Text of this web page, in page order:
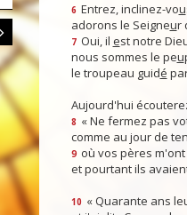
6 Entrez, inclinez-vou
adorons le Seigneur
7 Oui, il est notre
nous sommes le peu
le troupeau guidé
Aujourd'hui
8 « Ne fermez pas
comme au jour de
9 où vos pères
et pourtant ils
10 « Quarante ans